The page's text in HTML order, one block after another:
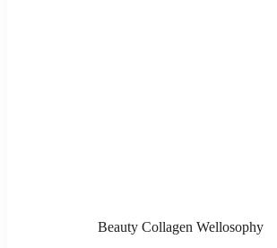
Beauty Collagen Wellosophy